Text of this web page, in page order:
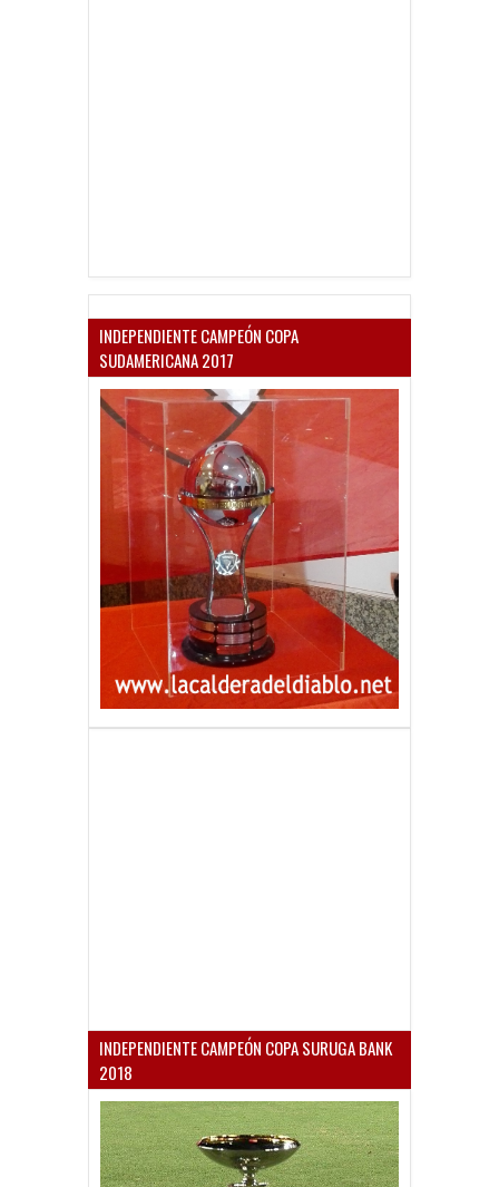
INDEPENDIENTE CAMPEÓN COPA
SUDAMERICANA 2017
INDEPENDIENTE CAMPEÓN COPA SURUGA BANK
2018